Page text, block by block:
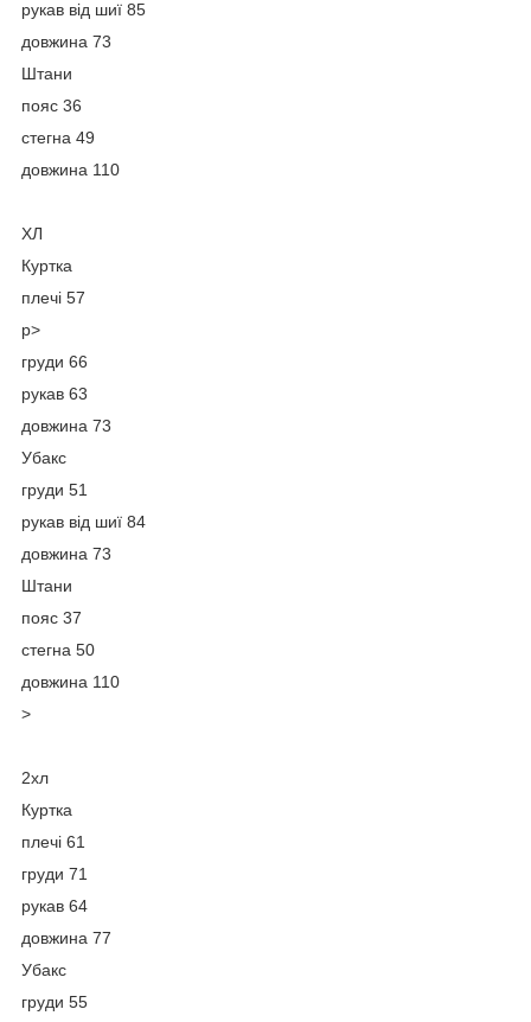
рукав від шиї 85
довжина 73
Штани
пояс 36
стегна 49
довжина 110
ХЛ
Куртка
плечі 57
p>
груди 66
рукав 63
довжина 73
Убакс
груди 51
рукав від шиї 84
довжина 73
Штани
пояс 37
стегна 50
довжина 110
>
2хл
Куртка
плечі 61
груди 71
рукав 64
довжина 77
Убакс
груди 55